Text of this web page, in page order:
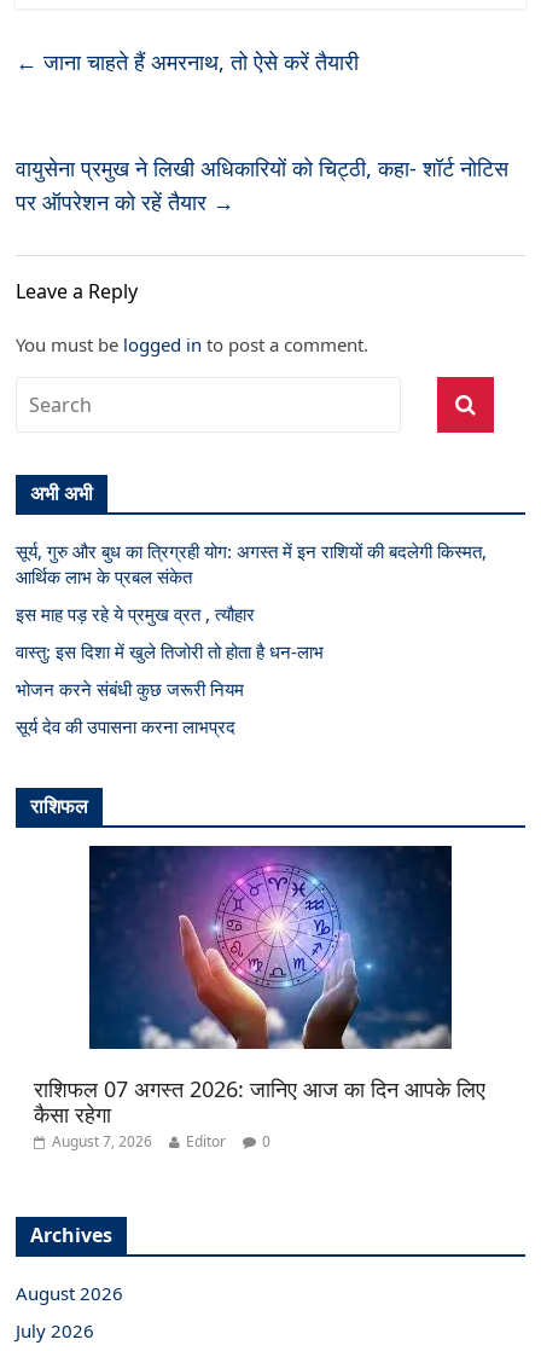
← जाना चाहते हैं अमरनाथ, तो ऐसे करें तैयारी
वायुसेना प्रमुख ने लिखी अधिकारियों को चिट्ठी, कहा- शॉर्ट नोटिस
पर ऑपरेशन को रहें तैयार →
Leave a Reply
You must be logged in to post a comment.
अभी अभी
सूर्य, गुरु और बुध का त्रिग्रही योग: अगस्त में इन राशियों की बदलेगी किस्मत,
आर्थिक लाभ के प्रबल संकेत
इस माह पड़ रहे ये प्रमुख व्रत , त्यौहार
वास्तु: इस दिशा में खुले तिजोरी तो होता है धन-लाभ
भोजन करने संबंधी कुछ जरूरी नियम
सूर्य देव की उपासना करना लाभप्रद
राशिफल
राशिफल 07 अगस्त 2026: जानिए आज का दिन आपके लिए
कैसा रहेगा
August 7, 2026 Editor 0
Archives
August 2026
July 2026